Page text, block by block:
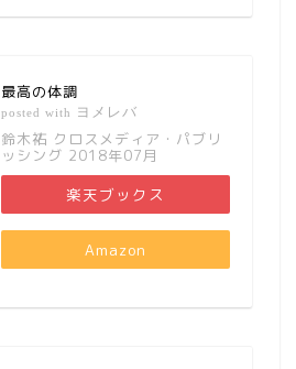
最高の体調
posted with ヨメレバ
鈴木祐 クロスメディア・パブリ
ッシング 2018年07月
楽天ブックス
Amazon